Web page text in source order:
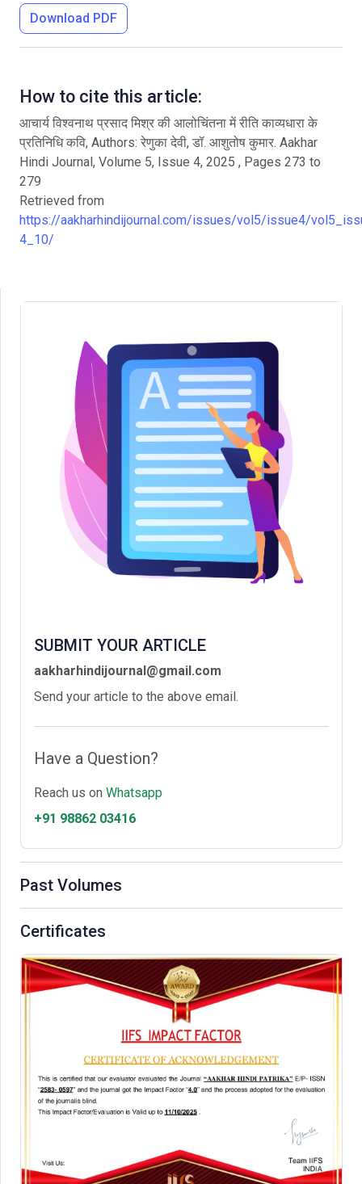
Download PDF
How to cite this article:
आचार्य विश्वनाथ प्रसाद मिश्र की आलोचिंतना में रीति काव्यधारा के
प्रतिनिधि कवि, Authors: रेणुका देवी, डॉ. आशुतोष कुमार. Aakhar
Hindi Journal, Volume 5, Issue 4, 2025 , Pages 273 to
279
Retrieved from
https://aakharhindijournal.com/issues/vol5/issue4/
4_10/
SUBMIT YOUR ARTICLE
aakharhindijournal@gmail.com
Send your article to the above email.
Have a Question?
Reach us on Whatsapp
+91 98862 03416
Past Volumes
Certificates